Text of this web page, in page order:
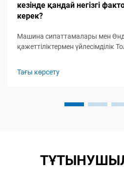
кезінде қандай негізгі
керек?
Машина сипаттамалары мен
қажеттіліктермен үйлесімділік
сипаттамалар мен операциялық
Тағы көрсету